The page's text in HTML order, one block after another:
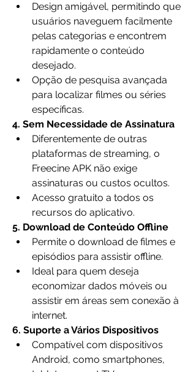
Design amigável, permitindo que
usuários naveguem facilmente
pelas categorias e encontrem
rapidamente o conteúdo
desejado.
Opção de pesquisa avançada
para localizar filmes ou séries
específicas.
4. Sem Necessidade de Assinatura
Diferentemente de outras
plataformas de streaming, o
Freecine APK não exige
assinaturas ou custos ocultos.
Acesso gratuito a todos os
recursos do aplicativo.
5. Download de Conteúdo Offline
Permite o download de filmes e
episódios para assistir offline.
Ideal para quem deseja
economizar dados móveis ou
assistir em áreas sem conexão à
internet.
6. Suporte a Vários Dispositivos
Compatível com dispositivos
Android, como smartphones,